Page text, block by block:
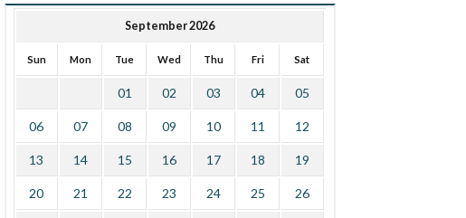
September 2026
Sun Mon Tue Wed Thu Fri Sat
01 02 03 04 05
06 07 08 09 10 11 12
13 14 15 16 17 18 19
20 21 22 23 24 25 26